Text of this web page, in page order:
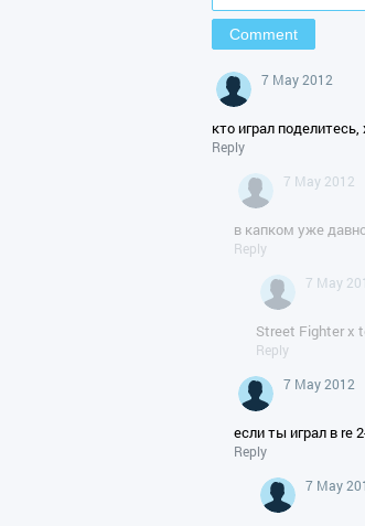
7 May 2012
кто играл поделитесь,
Reply
7 May 2012
в капком уже
Reply
7 May
Street Fighter x
Reply
7 May 2012
если ты играл в re
Reply
7 May